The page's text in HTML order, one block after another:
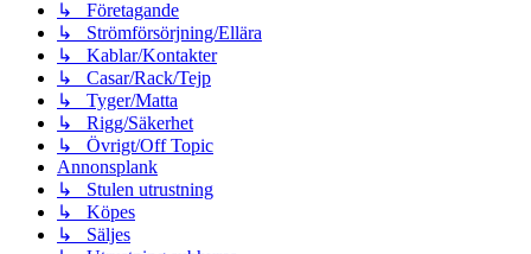
↳ Företagande
↳ Strömförsörjning/Ellära
↳ Kablar/Kontakter
↳ Casar/Rack/Tejp
↳ Tyger/Matta
↳ Rigg/Säkerhet
↳ Övrigt/Off Topic
Annonsplank
↳ Stulen utrustning
↳ Köpes
↳ Säljes